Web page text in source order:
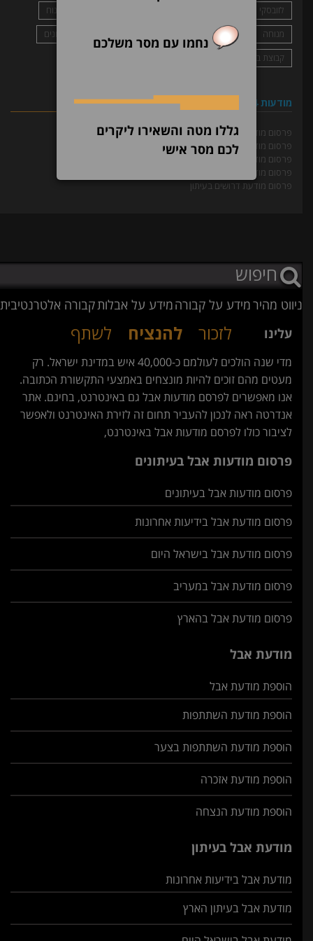
לזובסקי אסתר ז״ל
מנוח
מנוחה
מעריב
פרסום מודעות אבל בעיתונים
קבוצת בזן
מודעות 24 שעות
פרסום מודעות בעיתון
פרסום מודעת אבל בעיתון
פרסום מודעה משפטית בעיתון
פרסום מודעה מסחרית בעיתון
פרסום מודעת דרושים בעיתון
ניווט מהירמידע על קבורהמידע על אבלותקבורה אלטרנטיבית
לזכור להנציח לשתף
נחמו עם מסר משלכם
גללו מטה והשאירו ליקרים
לכם מסר אישי
עלינו
מדי שנה הולכים לעולמם כ-40,000 איש במדינת ישראל. רק
מעטים מהם זוכים להיות מונצחים באמצעי התקשורת הכתובה.
אנו מאפשרים לפרסם מודעות אבל גם באינטרנט, בחינם. אתר
אנדרטה ראה לנכון להעביר תחום זה לזירת האינטרנט ולאפשר
לציבור כולו לפרסם מודעות אבל באינטרנט,
פרסום מודעות אבל בעיתונים
פרסום מודעות אבל בעיתונים
פרסום מודעת אבל בידיעות אחרונות
פרסום מודעת אבל בישראל היום
פרסום מודעת אבל במעריב
פרסום מודעת אבל בהארץ
מודעת אבל
הוספת מודעת אבל
הוספת מודעת השתתפות
הוספת מודעת השתתפות בצער
הוספת מודעת אזכרה
הוספת מודעת הנצחה
מודעת אבל בעיתון
מודעת אבל בידיעות אחרונות
מודעת אבל בעיתון הארץ